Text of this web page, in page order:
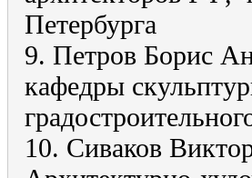
Петербурга
9. Петров Борис
кафедры
10. Сиваков